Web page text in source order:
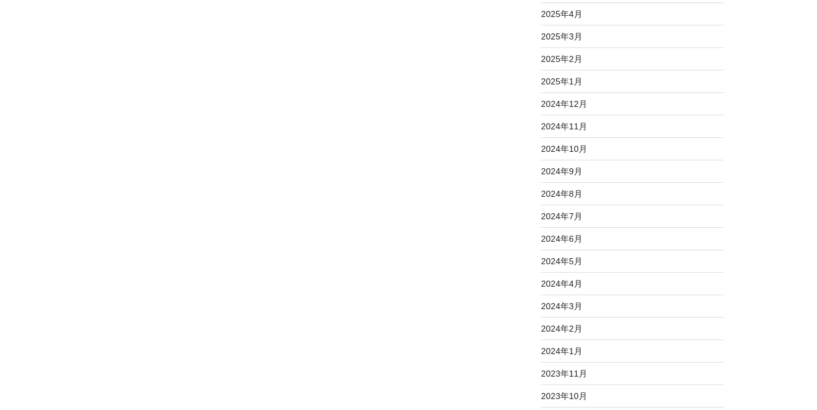
2025年4月
2025年3月
2025年2月
2025年1月
2024年12月
2024年11月
2024年10月
2024年9月
2024年8月
2024年7月
2024年6月
2024年5月
2024年4月
2024年3月
2024年2月
2024年1月
2023年11月
2023年10月